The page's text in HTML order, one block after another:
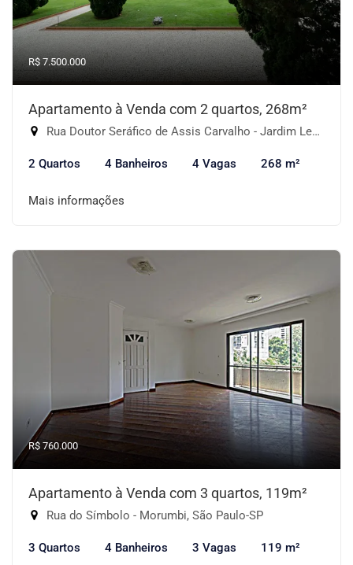
R$ 7.500.000
Apartamento à Venda com 2 quartos, 268m²
Rua Doutor Seráfico de Assis Carvalho - Jardim Leonor, São Paulo-SP
2 Quartos 4 Banheiros 4 Vagas 268 m²
Mais informações
R$ 760.000
Apartamento à Venda com 3 quartos, 119m²
Rua do Símbolo - Morumbi, São Paulo-SP
3 Quartos 4 Banheiros 3 Vagas 119 m²